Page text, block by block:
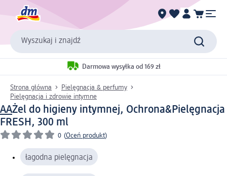
Wyszukaj i znajdź
Darmowa wysyłka od 169 zł
Strona główna
Pielęgnacja & perfumy
Pielęgnacja i zdrowie intymne
AAŻel do higieny intymnej, Ochrona&Pielęgnacja
FRESH, 300 ml
0 (Oceń produkt)
łagodna pielęgnacja